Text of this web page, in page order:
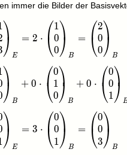
immer die Bilder der
⎠
⎞
E
= 2 ⋅ ⎝
⎛1
0
0⎠
⎞
B
= ⎝
⎛2
0
0⎠
⎞
B
⎠
⎞
B
+ 0 ⋅ ⎝
⎛0
1
0⎠
⎞
B
+ 0 ⋅ ⎝
⎛0
0
1⎠
⎞
⎠
⎞
E
= 3 ⋅ ⎝
⎛0
0
1⎠
⎞
B
= ⎝
⎛0
0
3⎠
⎞
B